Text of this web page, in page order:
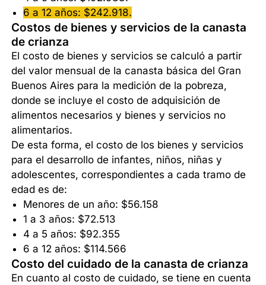
6 a 12 años: $242.918.
Costos de bienes y servicios de la canasta
de crianza
El costo de bienes y servicios se calculó a partir
del valor mensual de la canasta básica del Gran
Buenos Aires para la medición de la pobreza,
donde se incluye el costo de adquisición de
alimentos necesarios y bienes y servicios no
alimentarios.
De esta forma, el costo de los bienes y servicios
para el desarrollo de infantes, niños, niñas y
adolescentes, correspondientes a cada tramo de
edad es de:
Menores de un año: $56.158
1 a 3 años: $72.513
4 a 5 años: $92.355
6 a 12 años: $114.566
Costo del cuidado de la canasta de crianza
En cuanto al costo de cuidado, se tiene en cuenta